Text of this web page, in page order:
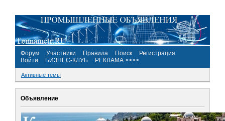
Форум Участники Правила Поиск
Регистрация
Войти
БИЗНЕС-КЛУБ РЕКЛАМА >>>>
Активные темы
Объявление